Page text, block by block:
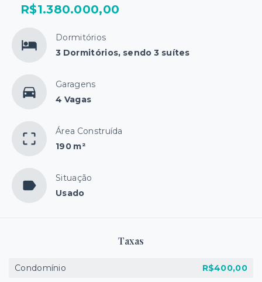
R$1.380.000,00
Dormitórios
3 Dormitórios, sendo 3 suítes
Garagens
4 Vagas
Área Construída
190 m²
Situação
Usado
Taxas
Condomínio R$400,00